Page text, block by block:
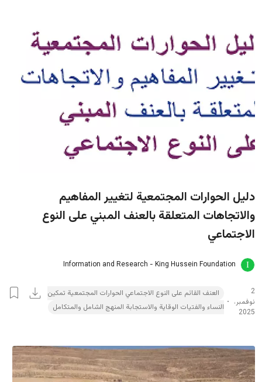
دليل الحوارات المجتمعية لتغيير المفاهيم
والاتجاهات المتعلقة بالعنف المبني على النوع
الاجتماعي
Information and Research - King Hussein Foundation
2
نوفمبر،
2025
العنف القائم على النوع الاجتماعي الحوارات المجتمعية تمكين
النساء والفتيات الوقاية والاستجابة المنهج الشامل والمتكامل